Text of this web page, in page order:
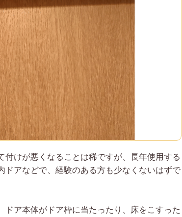
付けが悪くなることは稀ですが、長年使用する
ドアなどで、経験のある方も少なくないはずで
ア本体がドア枠に当たったり、床をこすった